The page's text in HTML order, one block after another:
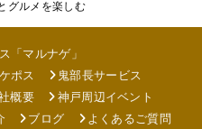
グルメを楽しむ
「マルナゲ」
ポス
鬼部長サービス
概要
神戸周辺イベント
ブログ よくあるご質問